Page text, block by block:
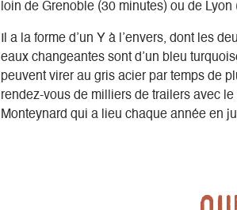
loin de Grenoble (30 minutes) ou de
Il a la forme d’un Y à l’envers, dont les
eaux changeantes sont d’un bleu
peuvent virer au gris acier par temps de
rendez-vous de milliers de trailers avec
Monteynard qui a lieu chaque année en